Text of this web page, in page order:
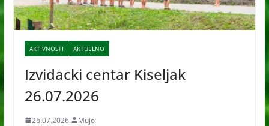
AKTIVNOSTI AKTUELNO
Izvidacki centar Kiseljak
26.07.2026
26.07.2026. Mujo